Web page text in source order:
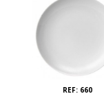
REF: 660